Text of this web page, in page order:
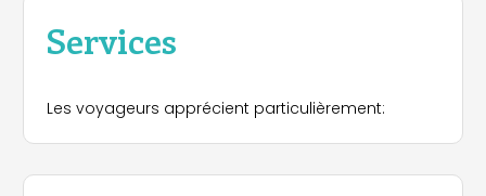
Services
Les voyageurs apprécient particulièrement: